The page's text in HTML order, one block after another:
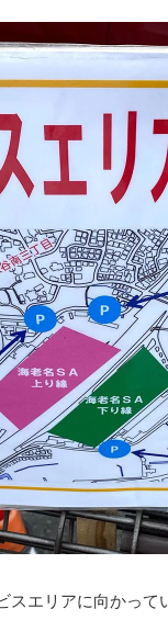
スエリアに向かっ